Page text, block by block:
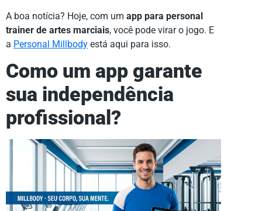
A boa notícia? Hoje, com um app para personal
trainer de artes marciais, você pode virar o jogo. E
a Personal Millbody está aqui para isso.
Como um app garante
sua independência
profissional?